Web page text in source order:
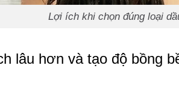
Lợi ích khi chọn đúng loại
lâu hơn và tạo độ bồng